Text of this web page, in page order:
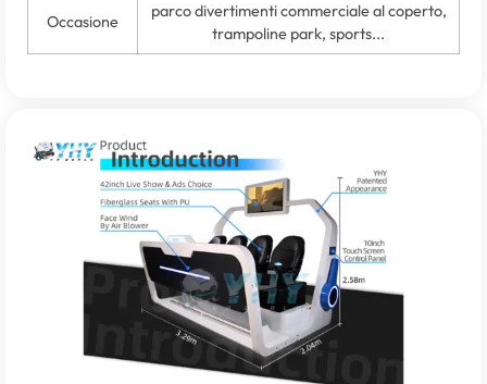
Occasione
parco divertimenti commerciale al coperto,
trampoline park, sports...